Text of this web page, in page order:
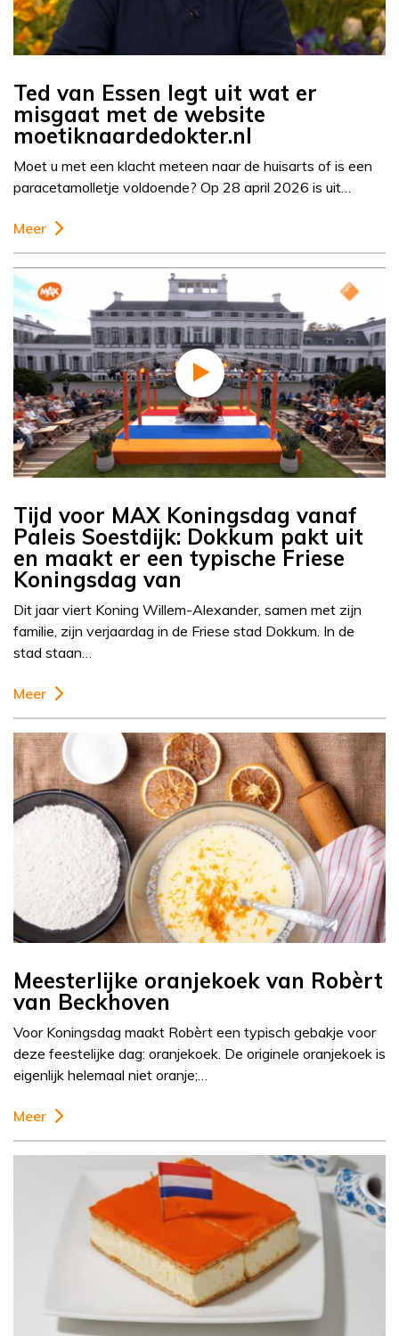
Ted van Essen legt uit wat er
misgaat met de website
moetiknaardedokter.nl
Moet u met een klacht meteen naar de huisarts of is een
paracetamolletje voldoende? Op 28 april 2026 is uit…
Meer
Tijd voor MAX Koningsdag vanaf
Paleis Soestdijk: Dokkum pakt uit
en maakt er een typische Friese
Koningsdag van
Dit jaar viert Koning Willem-Alexander, samen met zijn
familie, zijn verjaardag in de Friese stad Dokkum. In de
stad staan…
Meer
Meesterlijke oranjekoek van Robèrt
van Beckhoven
Voor Koningsdag maakt Robèrt een typisch gebakje voor
deze feestelijke dag: oranjekoek. De originele oranjekoek is
eigenlijk helemaal niet oranje;…
Meer